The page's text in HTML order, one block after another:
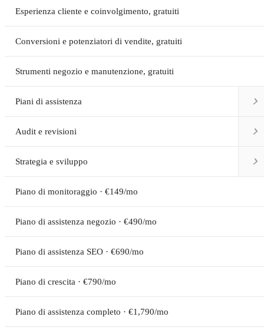
Esperienza cliente e coinvolgimento, gratuiti
Conversioni e potenziatori di vendite, gratuiti
Strumenti negozio e manutenzione, gratuiti
Piani di assistenza 
Audit e revisioni 
Strategia e sviluppo 
Piano di monitoraggio · €149/mo
Piano di assistenza negozio · €490/mo
Piano di assistenza SEO · €690/mo
Piano di crescita · €790/mo
Piano di assistenza completo · €1,790/mo